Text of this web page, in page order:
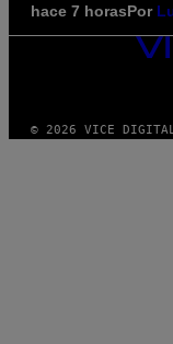
hace 7 horasPor
VICE
MEDIA
© 2026 VICE